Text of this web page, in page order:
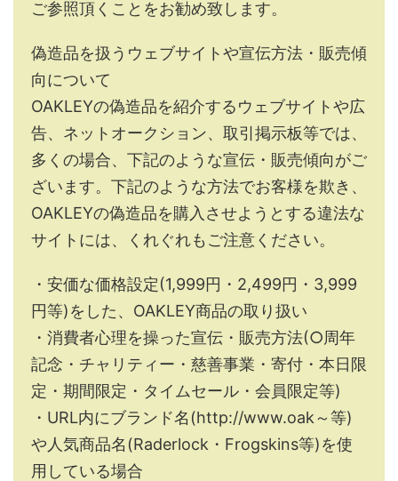
ご参照頂くことをお勧め致します。
偽造品を扱うウェブサイトや宣伝方法・販売傾
向について
OAKLEYの偽造品を紹介するウェブサイトや広
告、ネットオークション、取引掲示板等では、
多くの場合、下記のような宣伝・販売傾向がご
ざいます。下記のような方法でお客様を欺き、
OAKLEYの偽造品を購入させようとする違法な
サイトには、くれぐれもご注意ください。
・安価な価格設定(1,999円・2,499円・3,999
円等)をした、OAKLEY商品の取り扱い
・消費者心理を操った宣伝・販売方法(○周年
記念・チャリティー・慈善事業・寄付・本日限
定・期間限定・タイムセール・会員限定等)
・URL内にブランド名(http://www.oak～等)
や人気商品名(Raderlock・Frogskins等)を使
用している場合